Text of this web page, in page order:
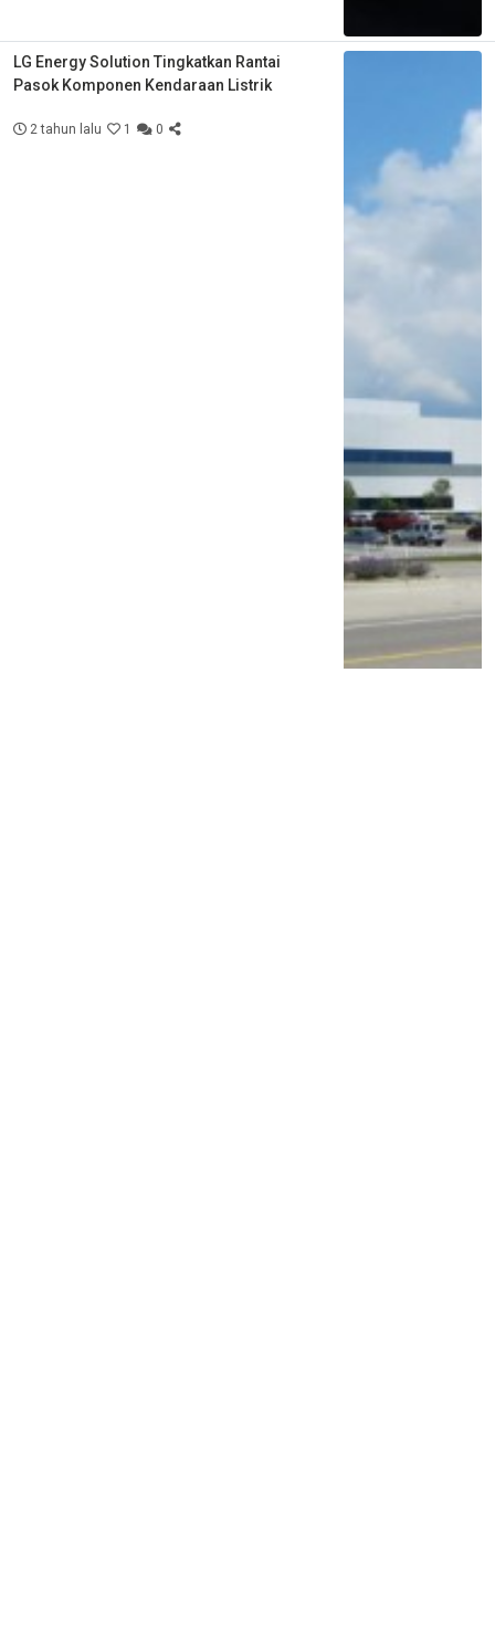
LG Energy Solution Tingkatkan Rantai
Pasok Komponen Kendaraan Listrik
2 tahun lalu 1 0